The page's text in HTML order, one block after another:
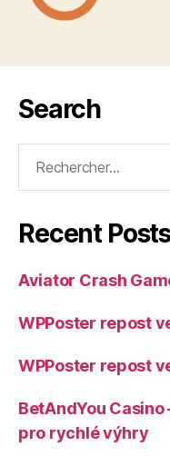
Search
Recent
Aviator Crash
WPPoster repost
WPPoster repost
BetAndYou
pro rychlé výhry